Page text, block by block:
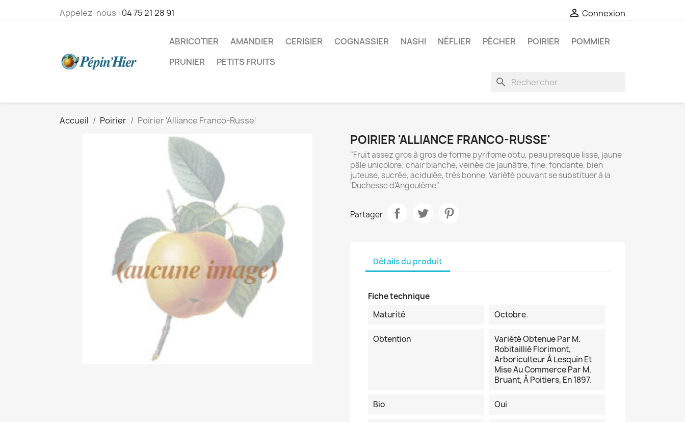
Appelez-nous : 04 75 21 28 91  Connexion
ABRICOTIER AMANDIER CERISIER COGNASSIER NASHI NÉFLIER PÊCHER POIRIER
POMMIER
PRUNIER
PETITS FRUITS
search
Accueil Poirier Poirier 'Alliance Franco-Russe'
POIRIER 'ALLIANCE FRANCO-RUSSE'
"Fruit assez gros à gros de forme pyrifome obtu, peau presque lisse, jaune
pâle unicolore; chair blanche, veinée de jaunâtre, fine, fondante, bien
juteuse, sucrée, acidulée, très bonne. Variété pouvant se substituer à la
'Duchesse d'Angoulême".
Partager
Détails du produit
Fiche technique
Maturité
Octobre.
Obtention
Variété Obtenue Par M.
Robitaillié Florimont,
Arboriculteur À Lesquin Et
Mise Au Commerce Par M.
Bruant, À Poitiers, En 1897.
Bio Oui